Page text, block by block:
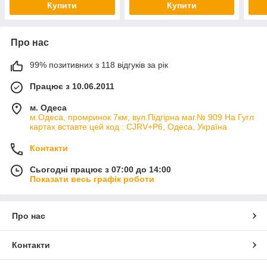
Купити Купити
Про нас
99% позитивних з 118 відгуків за рік
Працює з 10.06.2011
м. Одеса
м.Одеса, промринок 7км, вул.Підгірна маг.№ 909 На Гугл
картах вставте цей код : CJRV+P6, Одеса, Україна
Контакти
Сьогодні працює з 07:00 до 14:00
Показати весь графік роботи
Про нас
Контакти